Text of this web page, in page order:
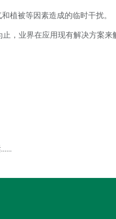
植被等因素造成的临时干扰。
，业界在应用现有解决方案来
……